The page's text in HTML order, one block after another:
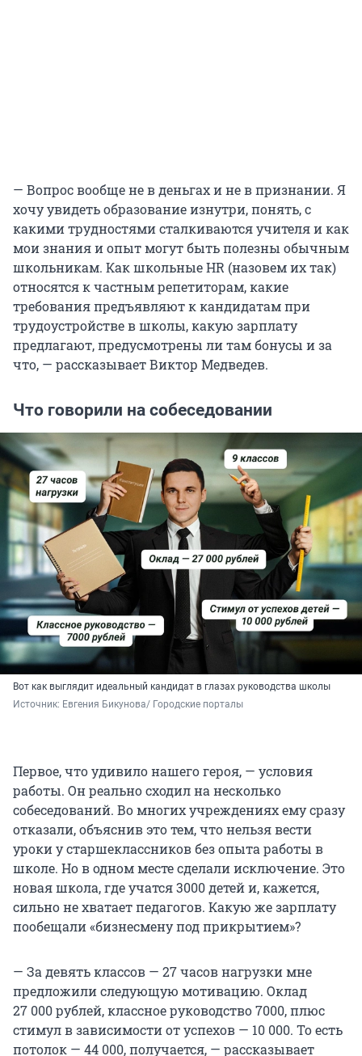
— Вопрос вообще не в деньгах и не в признании. Я
хочу увидеть образование изнутри, понять, с
какими трудностями сталкиваются учителя и как
мои знания и опыт могут быть полезны обычным
школьникам. Как школьные HR (назовем их так)
относятся к частным репетиторам, какие
требования предъявляют к кандидатам при
трудоустройстве в школы, какую зарплату
предлагают, предусмотрены ли там бонусы и за
что, — рассказывает Виктор Медведев.
Что говорили на собеседовании
Вот как выглядит идеальный кандидат в глазах руководства школы
Источник: Евгения Бикунова/ Городские порталы
Первое, что удивило нашего героя, — условия
работы. Он реально сходил на несколько
собеседований. Во многих учреждениях ему сразу
отказали, объяснив это тем, что нельзя вести
уроки у старшеклассников без опыта работы в
школе. Но в одном месте сделали исключение. Это
новая школа, где учатся 3000 детей и, кажется,
сильно не хватает педагогов. Какую же зарплату
пообещали «бизнесмену под прикрытием»?
— За девять классов — 27 часов нагрузки мне
предложили следующую мотивацию. Оклад
27 000 рублей, классное руководство 7000, плюс
стимул в зависимости от успехов — 10 000. То есть
потолок — 44 000, получается, — рассказывает